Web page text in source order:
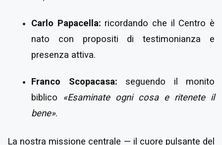
Carlo Papacella: ricordando che il Centro è
nato con propositi di testimonianza e
presenza attiva.
Franco Scopacasa: seguendo il monito
biblico «Esaminate ogni cosa e ritenete il
bene».
La nostra missione centrale — il cuore pulsante del